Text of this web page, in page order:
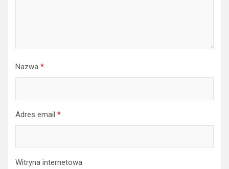
Nazwa *
Adres email *
Witryna internetowa